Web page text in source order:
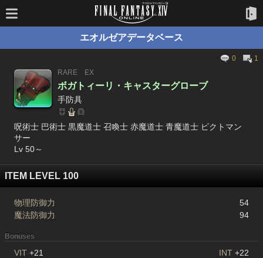
エオルゼアデータベース
0
1
RARE
EX
ボガトィーリ・キャスターグローブ
手防具
呪術士 巴術士 黒魔道士 召喚士 赤魔道士 青魔道士 ピクトマン
サー
Lv 50～
ITEM LEVEL 100
物理防御力
54
魔法防御力
94
Bonuses
VIT +21 INT +22